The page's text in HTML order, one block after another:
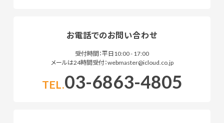
お電話でのお問い合わせ
受付時間：平日10:00 - 17:00
メールは24時間受付：webmaster@icloud.co.jp
TEL.03-6863-4805